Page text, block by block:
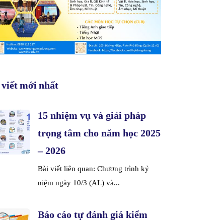
mới nhất
15 nhiệm vụ và giải pháp
trọng tâm cho năm học 2025
– 2026
Bài viết liên quan: Chương trình kỷ
niệm ngày 10/3 (AL) và...
Báo cáo tự đánh giá kiểm